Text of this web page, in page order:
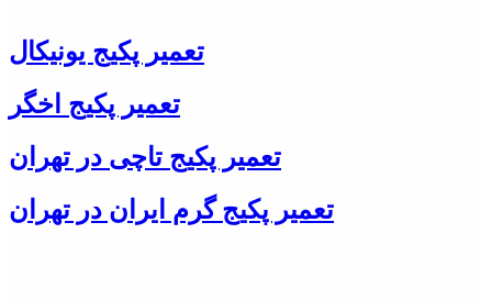
- نگهداری نامناسب: نگهداری نامناسب از پکیج دیواری ممکن است
- قطعات فرسوده: قطعات فرسوده در پکیج دیواری باعث خرابی آن
- عدم تعمیر به موقع: اگر پکیج دیواری به موقع تعمیر نشود، ممکن
است باعث خرابی آن شود.
تعمیر پکیج یونیکال
تعمیر پکیج اخگر
تعمیر پکیج تاچی در تهران
تعمیر پکیج گرم ایران در تهران